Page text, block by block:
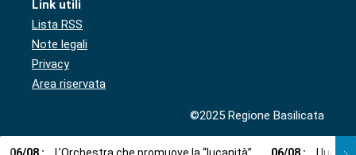
Link utili
Lista RSS
Note legali
Privacy
Area riservata
©2025 Regione Basilicata